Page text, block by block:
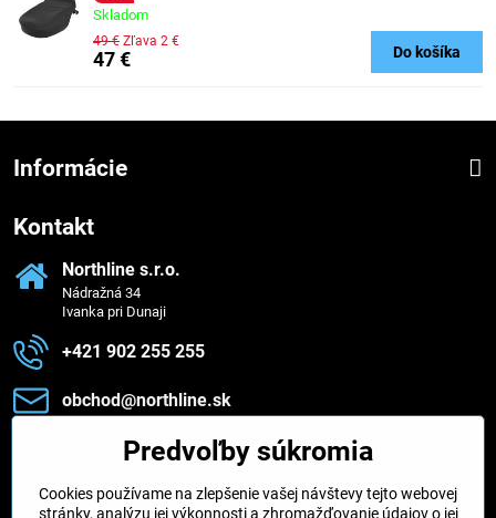
Skladom
47 €
49 € Zľava 2 €
Do košíka
Informácie
Kontakt
Northline s​.r​.o​.
Nádražná 34
Ivanka pri Dunaji
+421 902 255 255
obchod​@northline​.sk
Zavoláme vám späť
Váš telefón *
Predvoľby súkromia
Cookies používame na zlepšenie vašej návštevy tejto webovej
stránky, analýzu jej výkonnosti a zhromažďovanie údajov o jej